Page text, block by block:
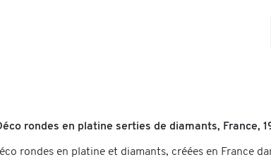
rondes en platine serties de diamants, France,
rondes en platine et diamants, créées en France